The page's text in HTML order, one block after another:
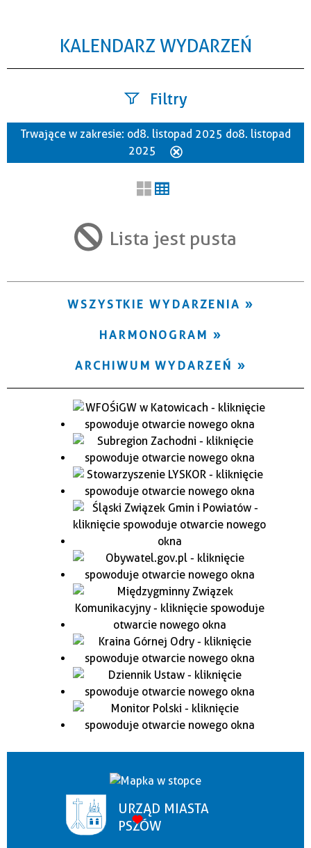
KALENDARZ WYDARZEŃ
Filtry
Szukana fraza
Trwające w zakresie
Trwające w zakresie: od 8. listopad 2025 do 8. listopad
2025
Lista jest pusta
WSZYSTKIE WYDARZENIA
HARMONOGRAM
ARCHIWUM WYDARZEŃ
URZĄD MIASTA
PSZÓW